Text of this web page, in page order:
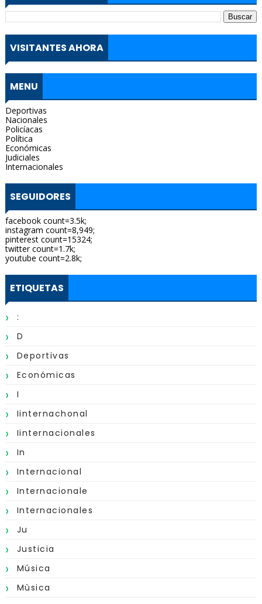
VISITANTES AHORA
MENU
Deportivas
Nacionales
Policíacas
Política
Económicas
Judiciales
Internacionales
SEGUIDORES
facebook count=3.5k;
instagram count=8,949;
pinterest count=15324;
twitter count=1.7k;
youtube count=2.8k;
ETIQUETAS
:
D
Deportivas
Económicas
I
Iinternachonal
Iinternacionales
In
Internacional
Internacionale
Internacionales
Ju
Justicia
Música
Mùsica